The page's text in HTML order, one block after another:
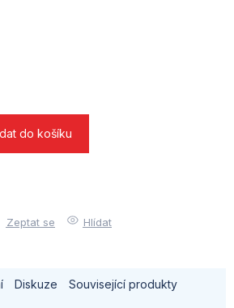
do košíku
Zeptat se Hlídat
Diskuze Související produkty